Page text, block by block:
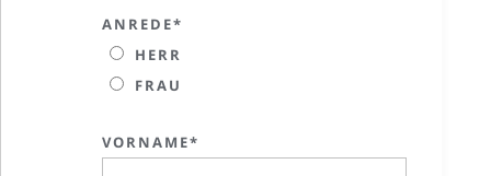
ANREDE*
HERR
FRAU
VORNAME*